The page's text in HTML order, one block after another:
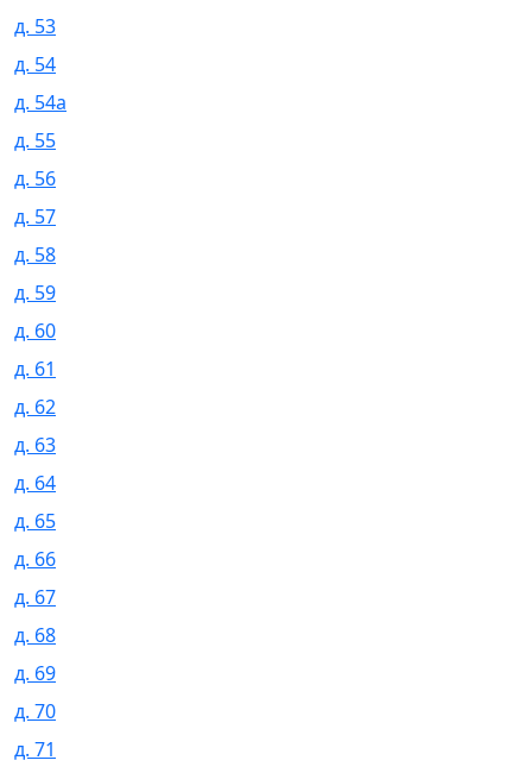
д. 53
д. 54
д. 54а
д. 55
д. 56
д. 57
д. 58
д. 59
д. 60
д. 61
д. 62
д. 63
д. 64
д. 65
д. 66
д. 67
д. 68
д. 69
д. 70
д. 71